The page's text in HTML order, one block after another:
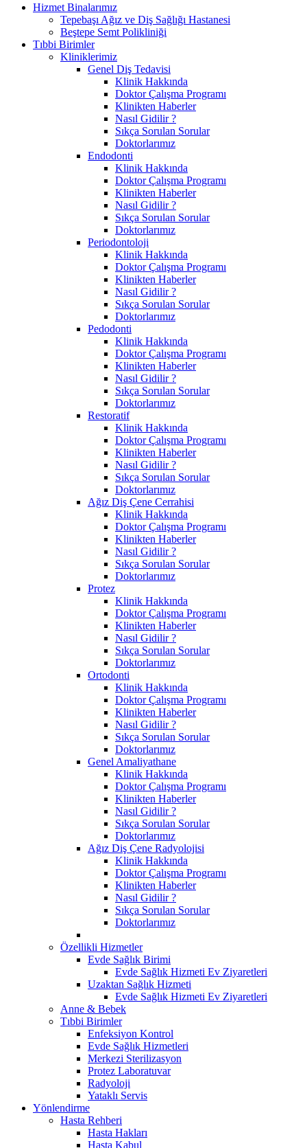
Hizmet Binalarımız
Tepebaşı Ağız ve Diş Sağlığı Hastanesi
Beştepe Semt Polikliniği
Tıbbi Birimler
Kliniklerimiz
Genel Diş Tedavisi
Klinik Hakkında
Doktor Çalışma Programı
Klinikten Haberler
Nasıl Gidilir ?
Sıkça Sorulan Sorular
Doktorlarımız
Endodonti
Klinik Hakkında
Doktor Çalışma Programı
Klinikten Haberler
Nasıl Gidilir ?
Sıkça Sorulan Sorular
Doktorlarımız
Periodontoloji
Klinik Hakkında
Doktor Çalışma Programı
Klinikten Haberler
Nasıl Gidilir ?
Sıkça Sorulan Sorular
Doktorlarımız
Pedodonti
Klinik Hakkında
Doktor Çalışma Programı
Klinikten Haberler
Nasıl Gidilir ?
Sıkça Sorulan Sorular
Doktorlarımız
Restoratif
Klinik Hakkında
Doktor Çalışma Programı
Klinikten Haberler
Nasıl Gidilir ?
Sıkça Sorulan Sorular
Doktorlarımız
Ağız Diş Çene Cerrahisi
Klinik Hakkında
Doktor Çalışma Programı
Klinikten Haberler
Nasıl Gidilir ?
Sıkça Sorulan Sorular
Doktorlarımız
Protez
Klinik Hakkında
Doktor Çalışma Programı
Klinikten Haberler
Nasıl Gidilir ?
Sıkça Sorulan Sorular
Doktorlarımız
Ortodonti
Klinik Hakkında
Doktor Çalışma Programı
Klinikten Haberler
Nasıl Gidilir ?
Sıkça Sorulan Sorular
Doktorlarımız
Genel Amaliyathane
Klinik Hakkında
Doktor Çalışma Programı
Klinikten Haberler
Nasıl Gidilir ?
Sıkça Sorulan Sorular
Doktorlarımız
Ağız Diş Çene Radyolojisi
Klinik Hakkında
Doktor Çalışma Programı
Klinikten Haberler
Nasıl Gidilir ?
Sıkça Sorulan Sorular
Doktorlarımız
Özellikli Hizmetler
Evde Sağlık Birimi
Evde Sağlık Hizmeti Ev Ziyaretleri
Uzaktan Sağlık Hizmeti
Evde Sağlık Hizmeti Ev Ziyaretleri
Anne & Bebek
Tıbbi Birimler
Enfeksiyon Kontrol
Evde Sağlık Hizmetleri
Merkezi Sterilizasyon
Protez Laboratuvar
Radyoloji
Yataklı Servis
Yönlendirme
Hasta Rehberi
Hasta Hakları
Hasta Kabul